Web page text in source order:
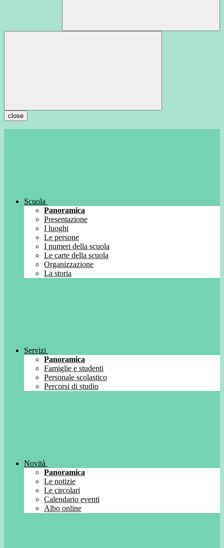
close
Scuola
Panoramica
Presentazione
I luoghi
Le persone
I numeri della scuola
Le carte della scuola
Organizzazione
La storia
Servizi
Panoramica
Famiglie e studenti
Personale scolastico
Percorsi di studio
Novità
Panoramica
Le notizie
Le circolari
Calendario eventi
Albo online